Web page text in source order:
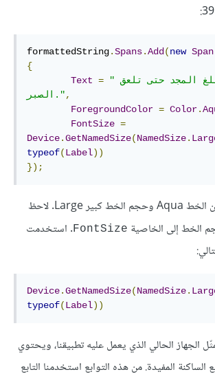
formattedString.Spans.Add (new Span
{
Text =
"لن تبلغ المجد حتى تلعق
الصبر.",
ForegroundColor = Color.
FontSize =
Device.GetNamedSize(NamedSize.
typeof(Label))
});
هذه المرّة سيكون لون الخط Aqua وحجم الخط كبير Large. لاحظ
الخط إلى الخاصية FontSize. استخدمت
Device.GetNamedSize(NamedSize.
typeof(Label))
الجهاز الحالي الذي يعمل عليه تطبيقنا، ويحتوي
الساكنة المفيدة. من هذه التوابع استخدمنا التابع